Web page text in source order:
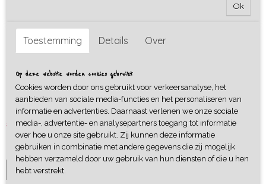
Shorts Seagull
€ 15,95 € 10,95
Maat
Ok
Toestemming Details Over
Op deze website worden cookies gebruikt
Cookies worden door ons gebruikt voor verkeersanalyse, het
aanbieden van sociale media-functies en het personaliseren van
informatie en advertenties. Daarnaast verlenen we onze sociale
media-, advertentie- en analysepartners toegang tot informatie
over hoe u onze site gebruikt. Zij kunnen deze informatie
gebruiken in combinatie met andere gegevens die zij mogelijk
hebben verzameld door uw gebruik van hun diensten of die u hen
hebt verstrekt.